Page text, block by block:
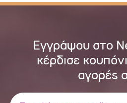
Εγγράψου στο
κέρδισε
αγορές